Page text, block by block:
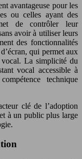
avantageuse pour les
ou celles ayant des
de contrôler leur
avoir à utiliser leurs
des fonctionnalités
qui permet aux
vocal. La simplicité du
vocal accessible à
technique
clé de l’adoption
à un public plus large